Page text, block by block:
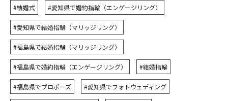
#結婚式 #愛知県で婚約指輪（エンゲージリング）
#愛知県で結婚指輪（マリッジリング）
#福島県で結婚指輪（マリッジリング）
#福島県で婚約指輪（エンゲージリング） #結婚指輪
#福島県でプロポーズ #愛知県でフォトウェディング